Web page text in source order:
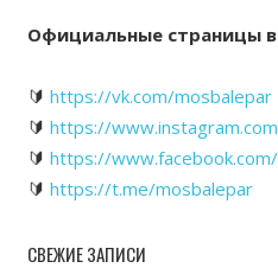
Официальные страницы
🔰 https://vk.com/mosbalepar
🔰 https://
🔰 https://
🔰 https://t.me/mosbalepar
СВЕЖИЕ ЗАПИСИ